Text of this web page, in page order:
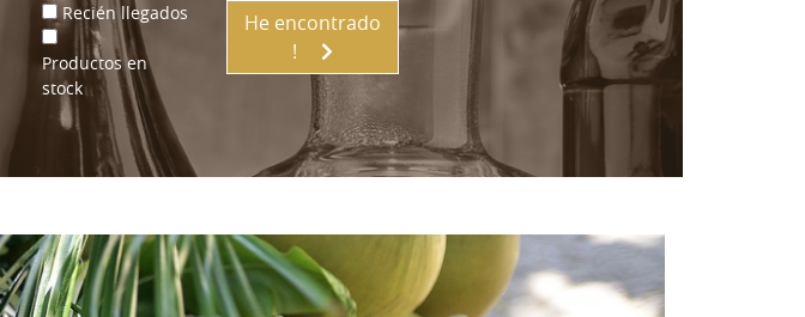
Recién llegados
Productos en
stock
He encontrado
!